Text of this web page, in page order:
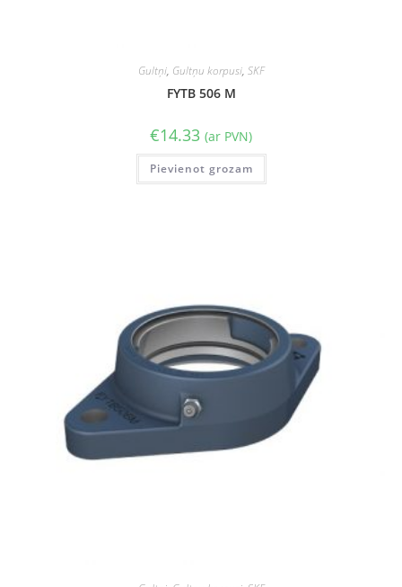
Gultņi, Gultņu korpusi, SKF
FYTB 506 M
€14.33 (ar PVN)
Pievienot grozam